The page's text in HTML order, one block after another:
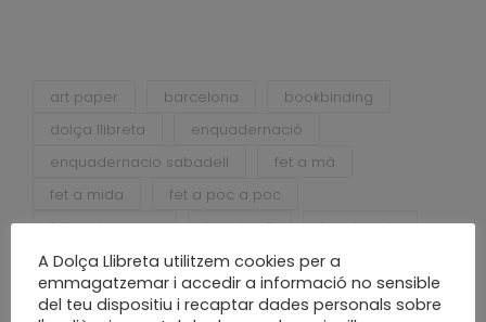
art paper barcelona
bookbinding
dolça llibreta
enquadernació
enquadernacio sabadell
fet a mà
fet a mida
fet a poc a poc
fulles de paper
handcraft
handmade
handmade notebook
materials
paper leaves
primavera
sabadell
A Dolça Llibreta utilitzem cookies per a
emmagatzemar i accedir a informació no sensible
del teu dispositiu i recaptar dades personals sobre